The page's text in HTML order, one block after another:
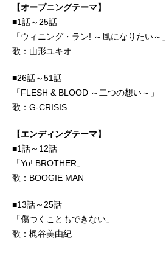
【オープニングテーマ】
■1話～25話
「ウィニング・ラン! ～風になりたい～」
歌：山形ユキオ
■26話～51話
「FLESH & BLOOD ～二つの想い～」
歌：G-CRISIS
【エンディングテーマ】
■1話～12話
「Yo! BROTHER」
歌：BOOGIE MAN
■13話～25話
「傷つくこともできない」
歌：梶谷美由紀